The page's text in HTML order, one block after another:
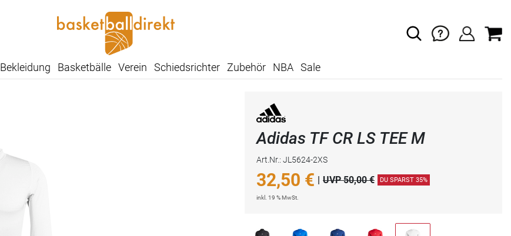
Bekleidung Basketbälle Verein Schiedsrichter Zubehör NBA Sale
Adidas TF CR LS TEE M
Art.Nr.: JL5624-2XS
32,50 € | UVP 50,00 € DU SPARST 35%
inkl. 19 % MwSt.